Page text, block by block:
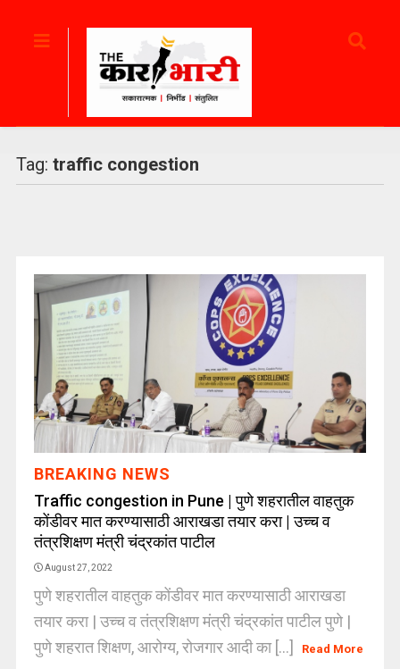
Tag: traffic congestion
BREAKING NEWS
Traffic congestion in Pune | पुणे शहरातील वाहतुक
कोंडीवर मात करण्यासाठी आराखडा तयार करा | उच्च व
तंत्रशिक्षण मंत्री चंद्रकांत पाटील
August 27, 2022
पुणे शहरातील वाहतुक कोंडीवर मात करण्यासाठी आराखडा
तयार करा | उच्च व तंत्रशिक्षण मंत्री चंद्रकांत पाटील पुणे |
पुणे शहरात शिक्षण, आरोग्य, रोजगार आदी का [...]
Read More